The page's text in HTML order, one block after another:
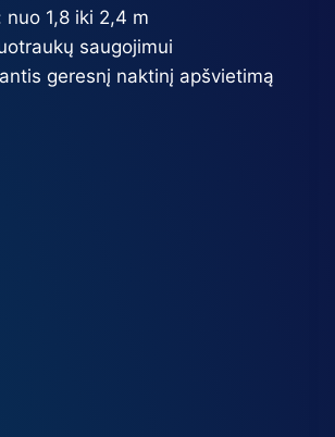
1,8 iki 2,4 m
saugojimui
geresnį naktinį apšvietimą